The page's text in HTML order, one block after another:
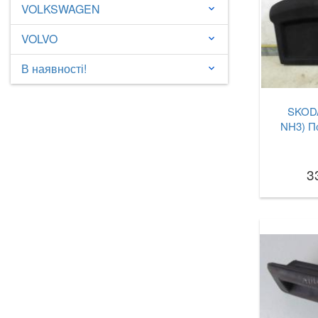
VOLKSWAGEN keyboard_arrow_down
VOLVO keyboard_arrow_down
В наявності! keyboard_arrow_down
NH3)